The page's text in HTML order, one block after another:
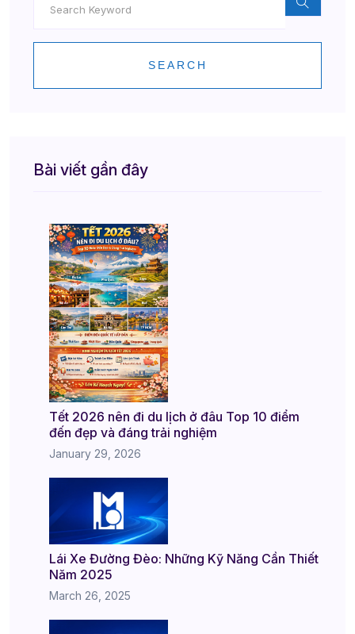
SEARCH
Bài viết gần đây
Tết 2026 nên đi du lịch ở đâu Top 10 điểm
đến đẹp và đáng trải nghiệm
January 29, 2026
Lái Xe Đường Đèo: Những Kỹ Năng Cần Thiết
Năm 2025
March 26, 2025